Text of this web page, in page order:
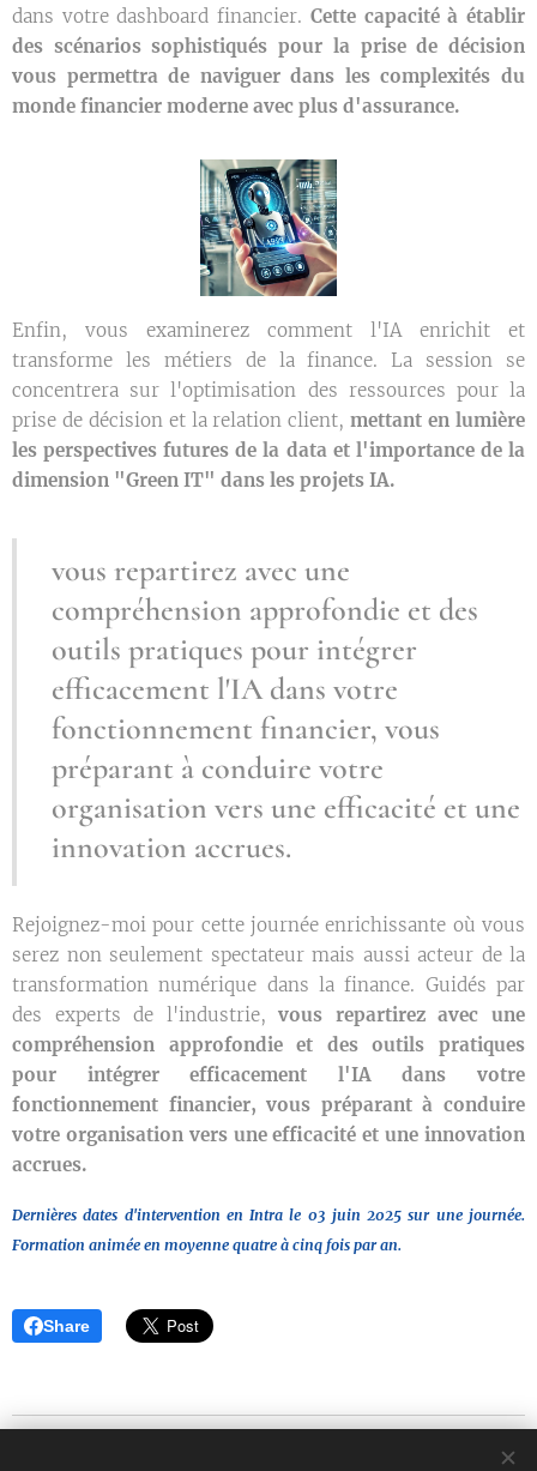
dans votre dashboard financier. Cette capacité à établir
des scénarios sophistiqués pour la prise de décision
vous permettra de naviguer dans les complexités du
monde financier moderne avec plus d'assurance.
Enfin, vous examinerez comment l'IA enrichit et
transforme les métiers de la finance. La session se
concentrera sur l'optimisation des ressources pour la
prise de décision et la relation client,mettant en lumière
les perspectives futures de la data et l'importance de la
dimension "Green IT" dans les projets IA.
vous repartirez avec une
compréhension approfondie et des
outils pratiques pour intégrer
efficacement l'IA dans votre
fonctionnement financier, vous
préparant à conduire votre
organisation vers une efficacité et une
innovation accrues.
Rejoignez-moi pour cette journée enrichissante où vous
serez non seulement spectateur mais aussi acteur de la
transformation numérique dans la finance. Guidés par
des experts de l'industrie,vous repartirez avec une
compréhension approfondie et des outils pratiques
pour intégrer efficacement l'IA dans votre
fonctionnement financier, vous préparant à conduire
votre organisation vers une efficacité et une innovation
accrues.
Dernières dates d'intervention en Intra le 03 juin 2025 sur une journée.
Formation animée en moyenne quatre à cinq fois par an.
Share